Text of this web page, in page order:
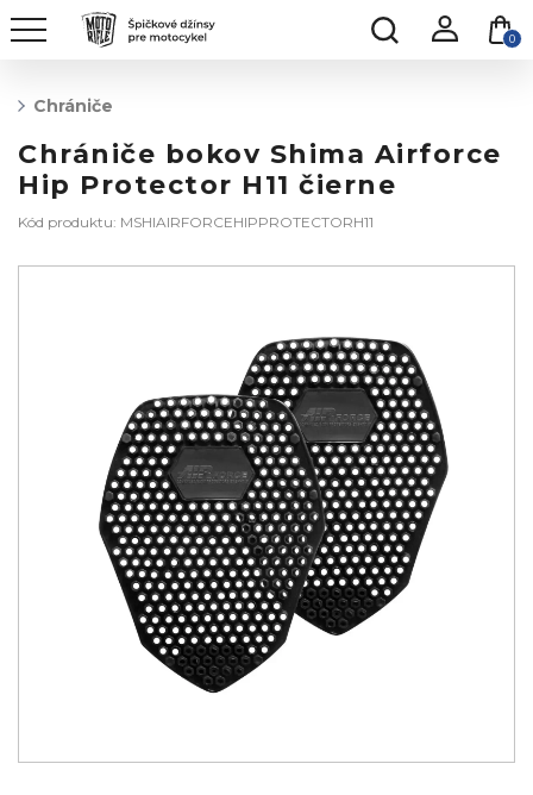
0
Chrániče
Chrániče bokov Shima Airforce
Hip Protector H11 čierne
Kód produktu: MSHIAIRFORCEHIPPROTECTORH11